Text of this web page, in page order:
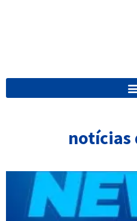
notícias